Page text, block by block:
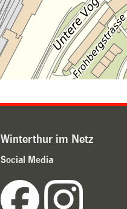
Winterthur im Netz
Social Media